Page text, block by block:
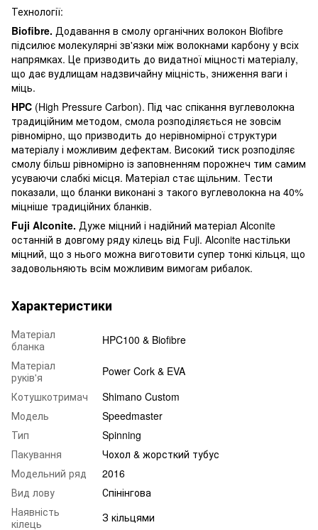
Технології:
Biofibre. Додавання в смолу органічних волокон Biofibre
підсилює молекулярні зв'язки між волокнами карбону у всіх
напрямках. Це призводить до видатної міцності матеріалу,
що дає вудлищам надзвичайну міцність, зниження ваги і
міць.
HPC (High Pressure Carbon). Під час спікання вуглеволокна
традиційним методом, смола розподіляється не зовсім
рівномірно, що призводить до нерівномірної структури
матеріалу і можливим дефектам. Високий тиск розподіляє
смолу більш рівномірно із заповненням порожнеч тим самим
усуваючи слабкі місця. Матеріал стає щільним. Тести
показали, що бланки виконані з такого вуглеволокна на 40%
міцніше традиційних бланків.
Fuji Alconite. Дуже міцний і надійний матеріал Alconite
останній в довгому ряду кілець від Fuji. Alconite настільки
міцний, що з нього можна виготовити супер тонкі кільця, що
задовольняють всім можливим вимогам рибалок.
Характеристики
Матеріал
бланка
HPC100 & Biofibre
Матеріал
руків'я
Power Cork & EVA
Котушкотримач
Shimano Custom
Модель
Speedmaster
Тип
Spinning
Пакування
Чохол & жорсткий тубус
Модельний ряд
2016
Вид лову
Спінінгова
Наявність
кілець
З кільцями